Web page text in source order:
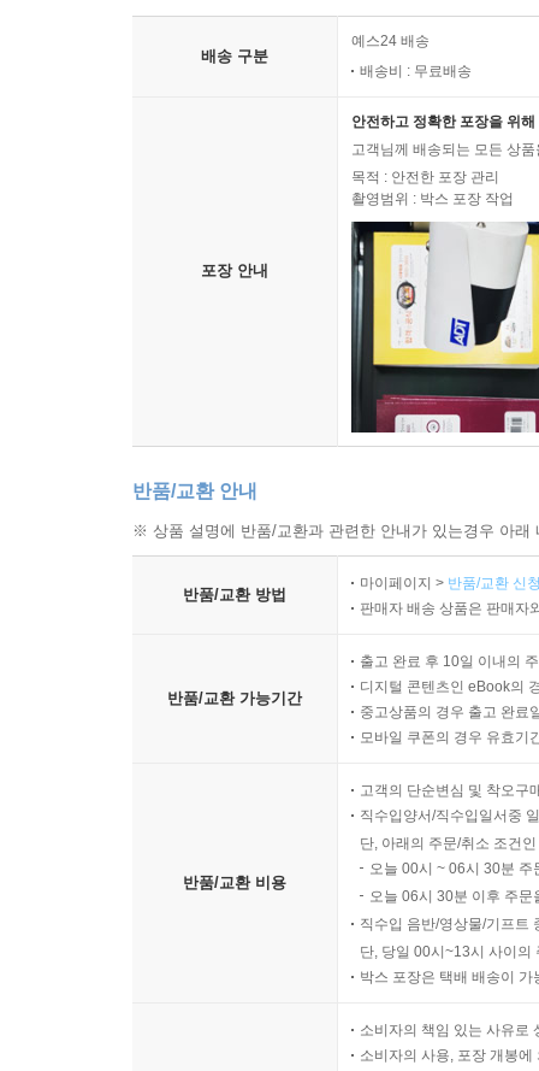
배송 구분
예스24 배송
배송비 : 무료배송
포장 안내
안전하고 정확한 포장을 위
고객님께 배송되는 모든 상
목적 : 안전한 포장 관리
촬영범위 : 박스 포장 작업
반품/교환 안내
※ 상품 설명에 반품/교환과 관련한 안내가 있는경우 아
반품/교환 방법
마이페이지 > 반품/교환 신
판매자 배송 상품은 판매자
반품/교환 가능기간
출고 완료 후 10일 이내의
디지털 콘텐츠인 eBook의
중고상품의 경우 출고 완료
모바일 쿠폰의 경우 유효기
반품/교환 비용
고객의 단순변심 및 착오구
직수입양서/직수입일서중
단, 아래의 주문/취소 조건
오늘 00시 ~ 06시 30분
오늘 06시 30분 이후 주
직수입 음반/영상물/기프트
단, 당일 00시~13시 사이의
박스 포장은 택배 배송이
소비자의 책임 있는 사유로
소비자의 사용, 포장 개봉